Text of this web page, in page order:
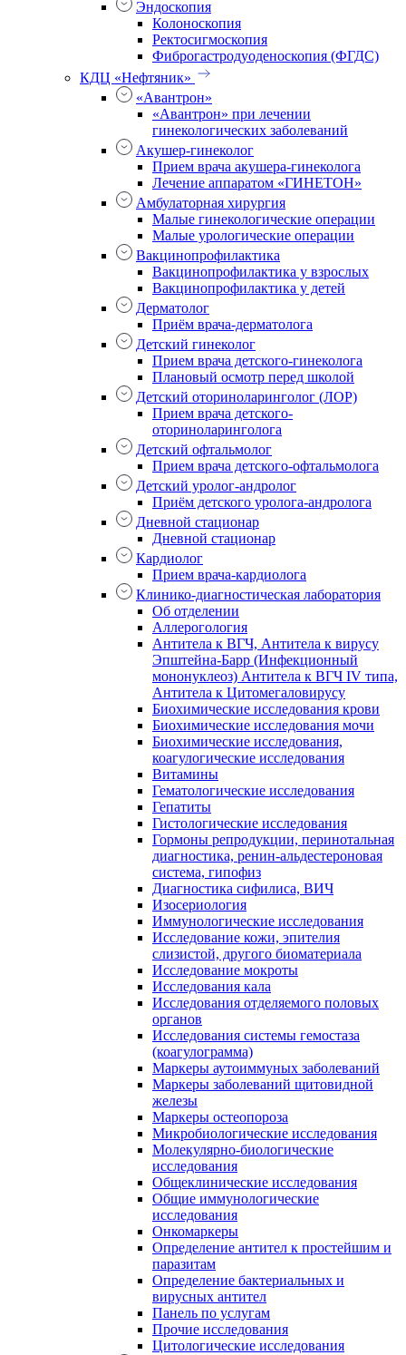
Эндоскопия
Колоноскопия
Ректосигмоскопия
Фиброгастродуоденоскопия (ФГДС)
КДЦ «Нефтяник»
«Авантрон»
«Авантрон» при лечении
гинекологических заболеваний
Акушер-гинеколог
Прием врача акушера-гинеколога
Лечение аппаратом «ГИНЕТОН»
Амбулаторная хирургия
Малые гинекологические операции
Малые урологические операции
Вакцинопрофилактика
Вакцинопрофилактика у взрослых
Вакцинопрофилактика у детей
Дерматолог
Приём врача-дерматолога
Детский гинеколог
Прием врача детского-гинеколога
Плановый осмотр перед школой
Детский оториноларинголог (ЛОР)
Прием врача детского-
оториноларинголога
Детский офтальмолог
Прием врача детского-офтальмолога
Детский уролог-андролог
Приём детского уролога-андролога
Дневной стационар
Дневной стационар
Кардиолог
Прием врача-кардиолога
Клинико-диагностическая лаборатория
Об отделении
Аллерогология
Антитела к ВГЧ, Антитела к вирусу
Эпштейна-Барр (Инфекционный
мононуклеоз) Антитела к ВГЧ IV типа,
Антитела к Цитомегаловирусу
Биохимические исследования крови
Биохимические исследования мочи
Биохимические исследования,
коагулогические исследования
Витамины
Гематологические исследования
Гепатиты
Гистологические исследования
Гормоны репродукции, перинотальная
диагностика, ренин-альдестероновая
система, гипофиз
Диагностика сифилиса, ВИЧ
Изосериология
Иммунологические исследования
Исследование кожи, эпителия
слизистой, другого биоматериала
Исследование мокроты
Исследования кала
Исследования отделяемого половых
органов
Исследования системы гемостаза
(коагулограмма)
Маркеры аутоиммуных заболеваний
Маркеры заболеваний щитовидной
железы
Маркеры остеопороза
Микробиологические исследования
Молекулярно-биологические
исследования
Общеклинические исследования
Общие иммунологические
исследования
Онкомаркеры
Определение антител к простейшим и
паразитам
Определение бактериальных и
вирусных антител
Панель по услугам
Прочие исследования
Цитологические исследования